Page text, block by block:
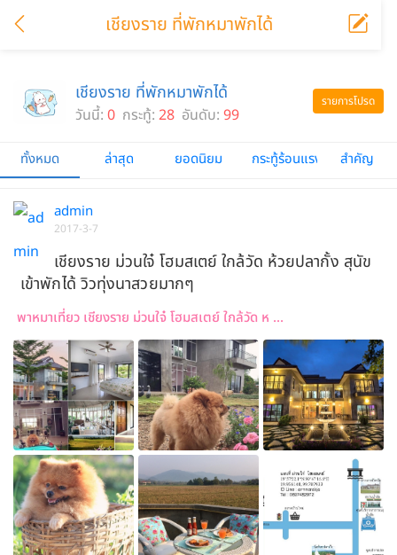
เชียงราย ที่พักหมาพักได้
รายการโปรด
เชียงราย ที่พักหมาพักได้
วันนี้: 0 กระทู้: 28 อันดับ: 99
ทั้งหมด ล่าสุด ยอดนิยม กระทู้ร้อนแรง สำคัญ
admin
2017-3-7
เชียงราย ม่วนใจ๋ โฮมสเตย์ ใกล้วัด ห้วยปลากั้ง สุนัข
เข้าพักได้ วิวทุ่งนาสวยมากๆ
พาหมาเที่ยว เชียงราย ม่วนใจ๋ โฮมสเตย์ ใกล้วัด ห ...